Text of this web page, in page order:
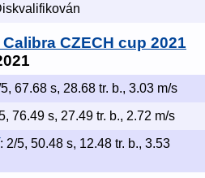
CZECH cup 2021
67.68 s, 28.68 tr. b., 3.03 m/s
76.49 s, 27.49 tr. b., 2.72 m/s
: 2/5, 50.48 s, 12.48 tr. b., 3.53